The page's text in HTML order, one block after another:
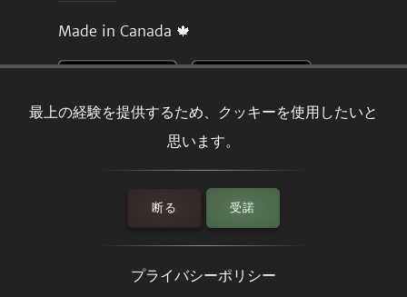
最上の経験を提供するため、クッキーを使用したいと
思います。
断る 受諾
プライバシーポリシー
Made in Canada 🍁